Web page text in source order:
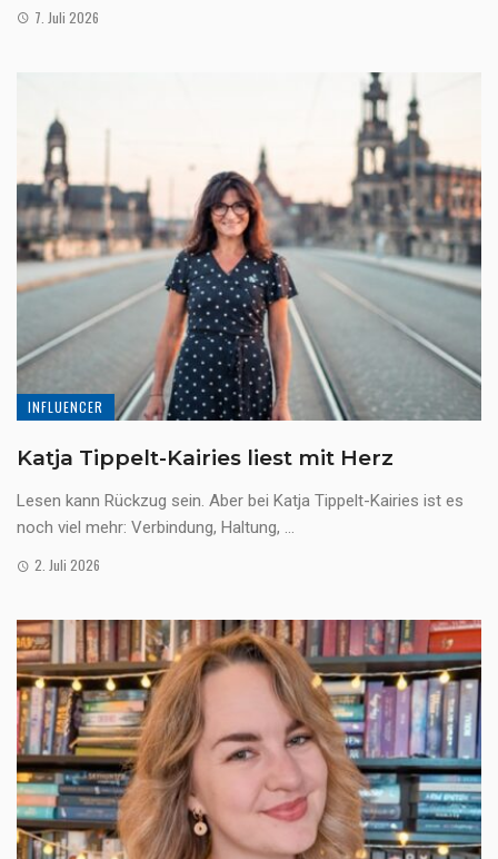
7. Juli 2026
INFLUENCER
Katja Tippelt-Kairies liest mit Herz
Lesen kann Rückzug sein. Aber bei Katja Tippelt-Kairies ist es
noch viel mehr: Verbindung, Haltung, ...
2. Juli 2026